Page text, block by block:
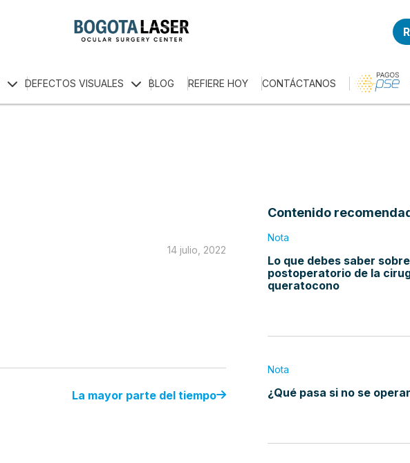
DEFECTOS VISUALES BLOG REFIERE HOY CONTÁCTANOS
14 julio, 2022
La mayor parte del tiempo
Contenido
Nota
Lo que debes saber
postoperatorio de la
queratocono
Nota
¿Qué pasa si no se